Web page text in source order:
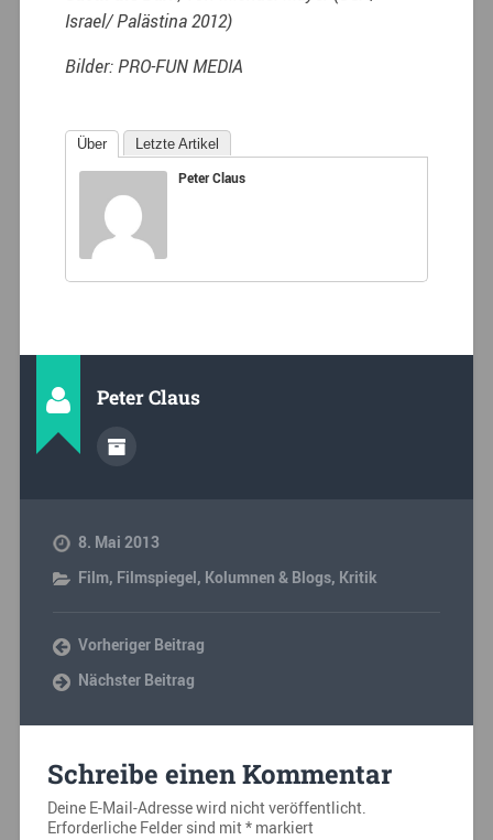
Israel/ Palästina 2012)
Bilder: PRO-FUN MEDIA
Über Letzte Artikel
Peter Claus
Peter Claus
8. Mai 2013
Film, Filmspiegel, Kolumnen & Blogs, Kritik
Vorheriger Beitrag
Nächster Beitrag
Schreibe einen Kommentar
Deine E-Mail-Adresse wird nicht veröffentlicht.
Erforderliche Felder sind mit*markiert